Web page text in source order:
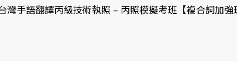
灣手語翻譯丙級技術執照 – 丙照模擬考班【複合詞加強